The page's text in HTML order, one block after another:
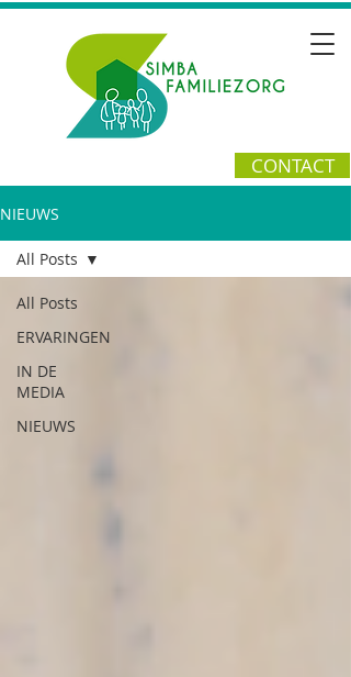
CONTACT
NIEUWS
All Posts
ERVARINGEN
IN DE
MEDIA
NIEUWS
All Posts